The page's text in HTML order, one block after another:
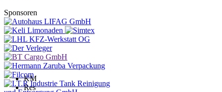
Sponsoren
KM
Res